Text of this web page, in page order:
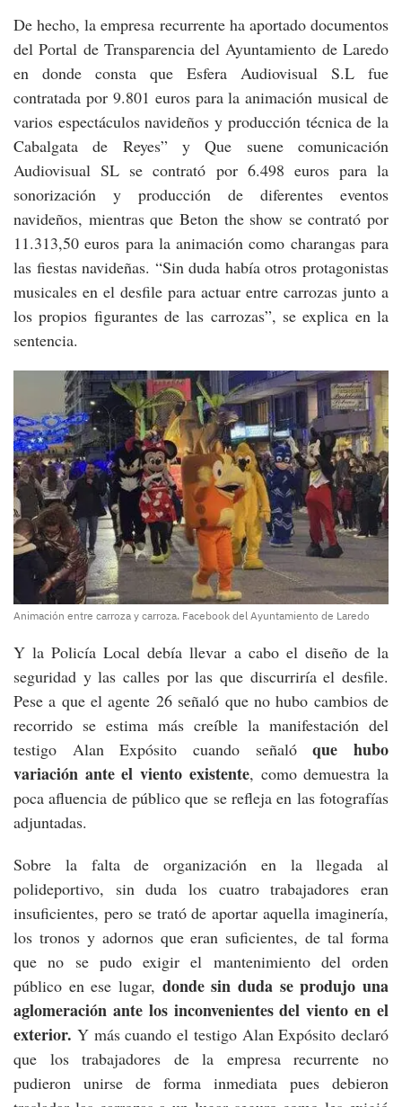
De hecho, la empresa recurrente ha aportado documentos
del Portal de Transparencia del Ayuntamiento de Laredo
en donde consta que Esfera Audiovisual S.L fue
contratada por 9.801 euros para la animación musical de
varios espectáculos navideños y producción técnica de la
Cabalgata de Reyes” y Que suene comunicación
Audiovisual SL se contrató por 6.498 euros para la
sonorización y producción de diferentes eventos
navideños, mientras que Beton the show se contrató por
11.313,50 euros para la animación como charangas para
las fiestas navideñas. “Sin duda había otros protagonistas
musicales en el desfile para actuar entre carrozas junto a
los propios figurantes de las carrozas”, se explica en la
sentencia.
Animación entre carroza y carroza. Facebook del Ayuntamiento de Laredo
Y la Policía Local debía llevar a cabo el diseño de la
seguridad y las calles por las que discurriría el desfile.
Pese a que el agente 26 señaló que no hubo cambios de
recorrido se estima más creíble la manifestación del
testigo Alan Expósito cuando señalóque hubo
variación ante el viento existente, como demuestra la
poca afluencia de público que se refleja en las fotografías
adjuntadas.
Sobre la falta de organización en la llegada al
polideportivo, sin duda los cuatro trabajadores eran
insuficientes, pero se trató de aportar aquella imaginería,
los tronos y adornos que eran suficientes, de tal forma
que no se pudo exigir el mantenimiento del orden
público en ese lugar, donde sin duda se produjo una
aglomeración ante los inconvenientes del viento en el
exterior. Y más cuando el testigo Alan Expósito declaró
que los trabajadores de la empresa recurrente no
pudieron unirse de forma inmediata pues debieron